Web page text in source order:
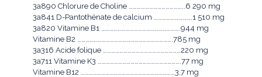
3a890 Chlorure de Choline …………………………………..6 290 mg
3a841 D-Pantothénate de calcium ……………………….1 510 mg
3a820 Vitamine B1 ………………………………………………….944 mg
Vitamine B2 …………………………………………………………….785 mg
3a316 Acide folique …………………………………………………220 mg
3a711 Vitamine K3 …………………………………………………….77 mg
Vitamine B12 ……………………………………………………………3,7 mg